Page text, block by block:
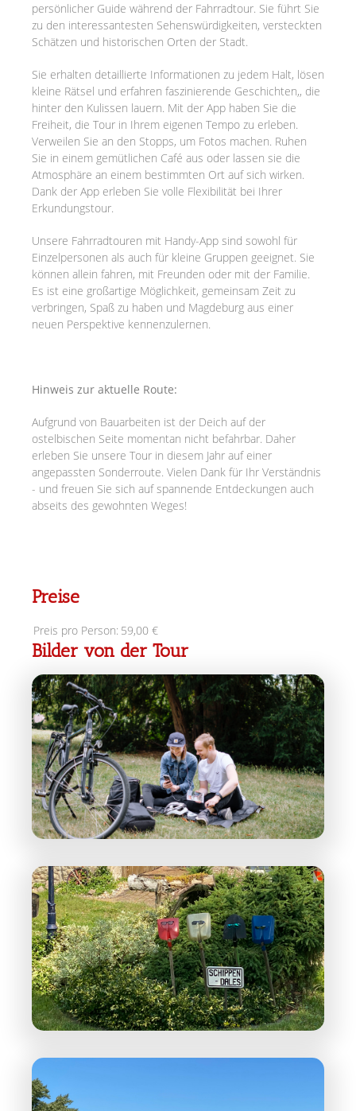
persönlicher Guide während der Fahrradtour. Sie führt Sie
zu den interessantesten Sehenswürdigkeiten, versteckten
Schätzen und historischen Orten der Stadt.
Sie erhalten detaillierte Informationen zu jedem Halt, lösen
kleine Rätsel und erfahren faszinierende Geschichten,, die
hinter den Kulissen lauern. Mit der App haben Sie die
Freiheit, die Tour in Ihrem eigenen Tempo zu erleben.
Verweilen Sie an den Stopps, um Fotos machen. Ruhen
Sie in einem gemütlichen Café aus oder lassen sie die
Atmosphäre an einem bestimmten Ort auf sich wirken.
Dank der App erleben Sie volle Flexibilität bei Ihrer
Erkundungstour.
Unsere Fahrradtouren mit Handy-App sind sowohl für
Einzelpersonen als auch für kleine Gruppen geeignet. Sie
können allein fahren, mit Freunden oder mit der Familie.
Es ist eine großartige Möglichkeit, gemeinsam Zeit zu
verbringen, Spaß zu haben und Magdeburg aus einer
neuen Perspektive kennenzulernen.
Hinweis zur aktuelle Route:
Aufgrund von Bauarbeiten ist der Deich auf der
ostelbischen Seite momentan nicht befahrbar. Daher
erleben Sie unsere Tour in diesem Jahr auf einer
angepassten Sonderroute. Vielen Dank für Ihr Verständnis
- und freuen Sie sich auf spannende Entdeckungen auch
abseits des gewohnten Weges!
Preise
Preis pro Person: 59,00 €
Bilder von der Tour